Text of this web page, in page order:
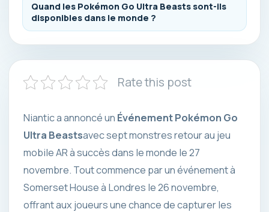
Quand les Pokémon Go Ultra Beasts sont-ils
disponibles dans le monde ?
Rate this post
Niantic a annoncé un Événement Pokémon Go
Ultra Beastsavec sept monstresretour au jeu
mobile AR à succès dans le monde le 27
novembre. Tout commence par un événement à
Somerset House à Londres le 26 novembre,
offrant aux joueurs une chance de capturer les